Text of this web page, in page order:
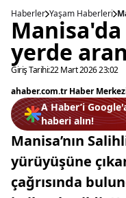
Haberler Yaşam Haberleri
Manisa'da
yerde
Giriş Tarihi:22 Mart 2026 23:02
ahaber.com.tr Haber
A Haber’i
haberi alın!
Manisa’nın
yürüyüşüne
çağrısında